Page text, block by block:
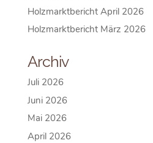
Holzmarktbericht April 2026
Holzmarktbericht März 2026
Archiv
Juli 2026
Juni 2026
Mai 2026
April 2026